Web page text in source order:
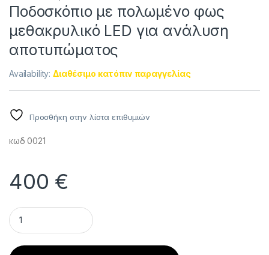
Ποδοσκόπιο με πολωμένο φως
μεθακρυλικό LED για ανάλυση
αποτυπώματος
Availability:Διαθέσιμο κατόπιν παραγγελίας
Προσθήκη στην λίστα επιθυμιών
κωδ 0021
400 €
Ποδοσκόπιο με πολωμένο φως μεθακρυλικό LED για